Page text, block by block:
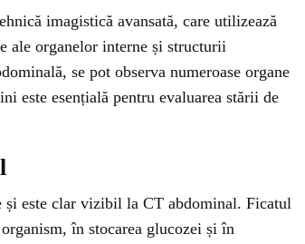
imagistică avansată, care utilizează
ale organelor interne și structurii
se pot observa numeroase organe
este esențială pentru evaluarea stării de
și este clar vizibil la CT abdominal. Ficatul
în stocarea glucozei și în